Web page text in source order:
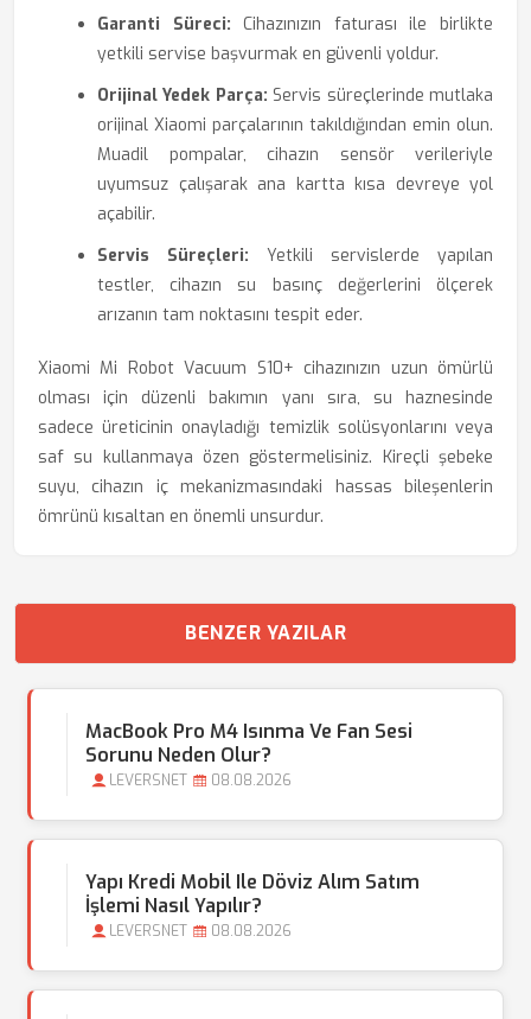
Garanti Süreci: Cihazınızın faturası ile birlikte
yetkili servise başvurmak en güvenli yoldur.
Orijinal Yedek Parça: Servis süreçlerinde mutlaka
orijinal Xiaomi parçalarının takıldığından emin olun.
Muadil pompalar, cihazın sensör verileriyle
uyumsuz çalışarak ana kartta kısa devreye yol
açabilir.
Servis Süreçleri: Yetkili servislerde yapılan
testler, cihazın su basınç değerlerini ölçerek
arızanın tam noktasını tespit eder.
Xiaomi Mi Robot Vacuum S10+ cihazınızın uzun ömürlü
olması için düzenli bakımın yanı sıra, su haznesinde
sadece üreticinin onayladığı temizlik solüsyonlarını veya
saf su kullanmaya özen göstermelisiniz. Kireçli şebeke
suyu, cihazın iç mekanizmasındaki hassas bileşenlerin
ömrünü kısaltan en önemli unsurdur.
BENZER YAZILAR
MacBook Pro M4 Isınma Ve Fan Sesi
Sorunu Neden Olur?
LEVERSNET 08.08.2026
Yapı Kredi Mobil Ile Döviz Alım Satım
İşlemi Nasıl Yapılır?
LEVERSNET 08.08.2026